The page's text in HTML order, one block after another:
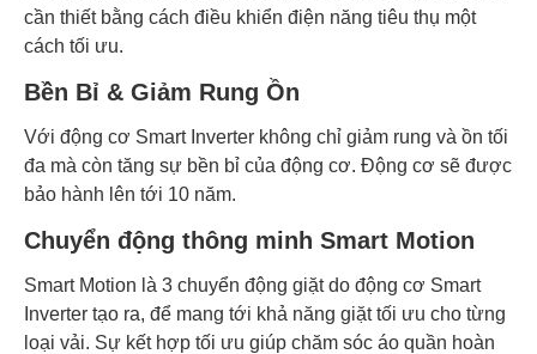
cần thiết bằng cách điều khiển điện năng tiêu thụ một
cách tối ưu.
Bền Bỉ & Giảm Rung Ồn
Với động cơ Smart Inverter không chỉ giảm rung và ồn tối
đa mà còn tăng sự bền bỉ của động cơ. Động cơ sẽ được
bảo hành lên tới 10 năm.
Chuyển động thông minh Smart Motion
Smart Motion là 3 chuyển động giặt do động cơ Smart
Inverter tạo ra, để mang tới khả năng giặt tối ưu cho từng
loại vải. Sự kết hợp tối ưu giúp chăm sóc áo quần hoàn